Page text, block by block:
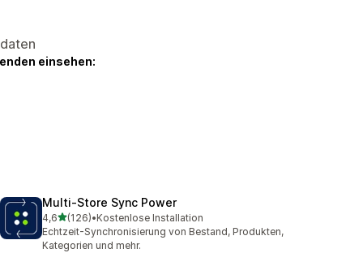
einsehen:
Multi‑Store Sync Power
4,6von 5 Sternen
(126)
126 Rezensionen insgesamt
•Kostenlose Installation
Echtzeit-Synchronisierung von Bestand, Produkten,
Kategorien und mehr.